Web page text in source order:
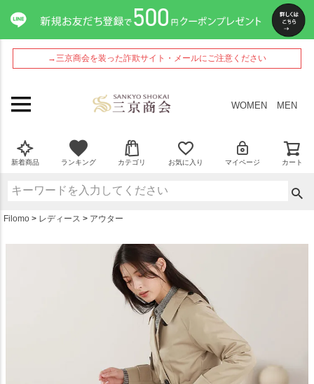
→三京商会を装った詐欺サイト・メールにご注意ください
WOMEN MEN
新着商品 ランキング カテゴリ お気に入り マイページ カート
Filomo レディース アウター
ペー
ジト
ップ
へ